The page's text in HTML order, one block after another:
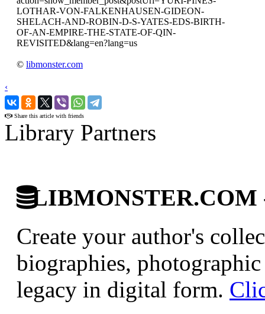
LOTHAR-VON-FALKENHAUSEN-GIDEON-
SHELACH-AND-ROBIN-D-S-YATES-EDS-BIRTH-
OF-AN-EMPIRE-THE-STATE-OF-QIN-
REVISITED&lang=en?lang=us
© libmonster.com
‹
›
Share this article with friends
Library Partners
LIBMONSTER.COM
Create your author's
biographies,
legacy in digital form.